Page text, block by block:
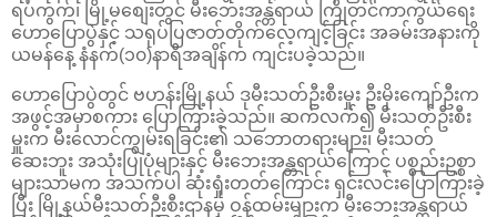
ရပ်ကွက်၊ မြို့မ​စျေးတွင် မီးဘေးအန္တရာယ် ကြိုတင်ကာကွယ်ရေး
ဟောပြောပွဲနှင့် သရုပ်ပြဇာတ်တိုက်လေ့ကျင့်ခြင်း အခမ်းအနားကို
ယမန်နေ့ နံနက်(၁၀)နာရီအချိန်က ကျင်းပခဲ့သည်။
ဟောပြောပွဲတွင် ဗဟန်းမြို့နယ် ဒုမီးသတ်ဦးစီးမှုး ဦးမိုးကျော်ဦးက
အဖွင့်အမှာစကား ပြောကြားခဲ့သည်။ ဆက်လက်၍ မီးသတ်ဦးစီး
မှူးက မီးလောင်ကျွမ်းရခြင်း၏ သဘောတရားများ၊ မီးသတ်
ဆေးဘူး အသုံးပြုပုံများနှင့် မီးဘေးအန္တရာယ်ကြောင့် ပစ္စည်းဥစ္စာ
များသာမက အသက်ပါ ဆုံးရှုံးတတ်ကြောင်း ရှင်းလင်းပြောကြားခဲ့
ပြီး မြို့နယ်မီးသတ်ဦးစီးဌာနမှ ဝန်ထမ်းများက မီးဘေးအန္တရာယ်